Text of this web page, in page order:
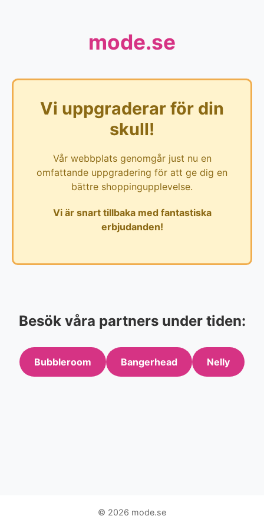
mode.se
Vi uppgraderar för din
skull!
Vår webbplats genomgår just nu en
omfattande uppgradering för att ge dig en
bättre shoppingupplevelse.
Vi är snart tillbaka med fantastiska
erbjudanden!
Besök våra partners under tiden:
Bubbleroom Bangerhead Nelly
© 2026 mode.se